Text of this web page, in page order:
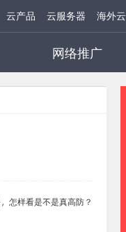
云产品 云服务器 海外云
网络推广
怎样看是不是真高防？